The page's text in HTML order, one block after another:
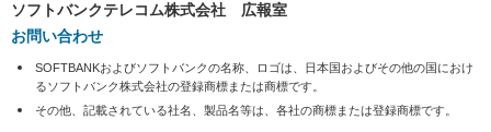
ソフトバンクテレコム株式会社 広報室
お問い合わせ
SOFTBANKおよびソフトバンクの名称、ロゴは、日本国およびその他の国におけ
るソフトバンク株式会社の登録商標または商標です。
その他、記載されている社名、製品名等は、各社の商標または登録商標です。